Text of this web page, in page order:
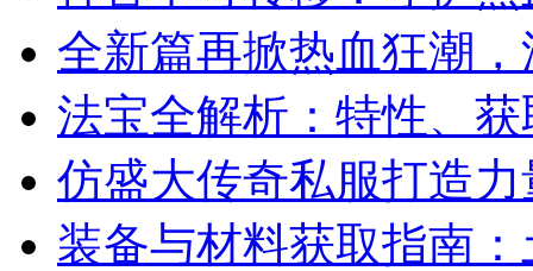
全新篇再掀热血狂潮
法宝全解析：特性、
仿盛大传奇私服打造
装备与材料获取指南